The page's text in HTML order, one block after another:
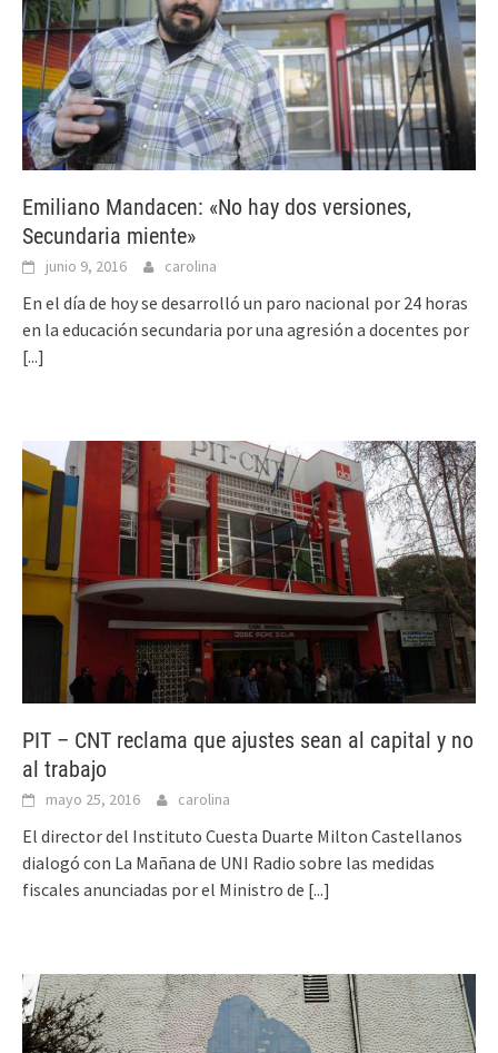
Emiliano Mandacen: «No hay dos versiones,
Secundaria miente»
junio 9, 2016 carolina
En el día de hoy se desarrolló un paro nacional por 24 horas
en la educación secundaria por una agresión a docentes por
[...]
PIT – CNT reclama que ajustes sean al capital y no
al trabajo
mayo 25, 2016 carolina
El director del Instituto Cuesta Duarte Milton Castellanos
dialogó con La Mañana de UNI Radio sobre las medidas
fiscales anunciadas por el Ministro de [...]